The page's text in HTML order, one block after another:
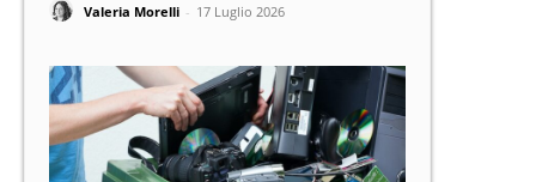
Valeria Morelli - 17 Luglio 2026